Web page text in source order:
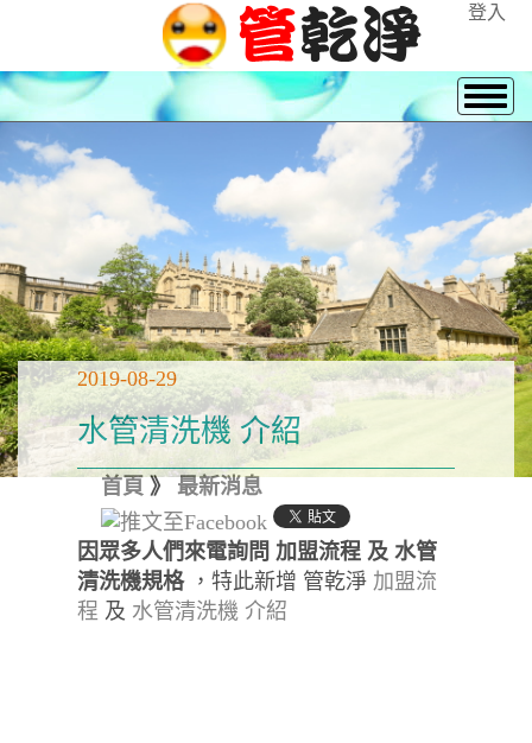
登入
2019-08-29
水管清洗機 介紹
首頁 》 最新消息
因眾多人們來電詢問 加盟流程 及 水管
清洗機規格，特此新增 管乾淨 加盟流
程 及 水管清洗機 介紹